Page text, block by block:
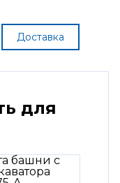
Доставка
для